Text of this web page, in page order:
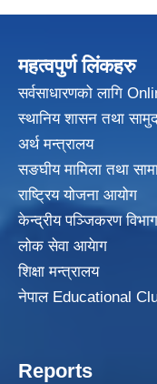
महत्वपुर्ण लिंकहरु
सर्वसाधारणको लागि
स्थानिय शासन तथा
अर्थ मन्त्रालय
सङघीय मामिला तथा
राष्ट्रिय योजना आयोग
केन्द्रीय पञ्जिकरण विभाग
लोक सेवा आयेाग
शिक्षा मन्त्रालय
नेपाल Educational
Reports